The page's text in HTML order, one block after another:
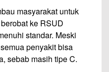
masyarakat untuk
ke RSUD
standar. Meski
penyakit bisa
sebab masih tipe C.